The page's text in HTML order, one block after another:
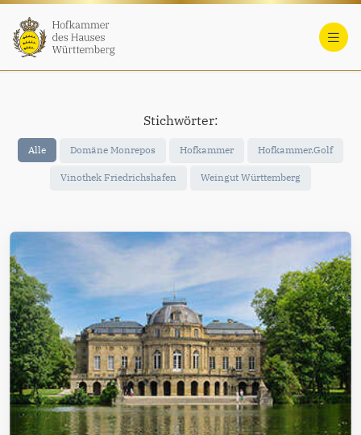
Stichwörter:
Alle Domäne Monrepos Hofkammer Hofkammer.Golf
Vinothek Friedrichshafen Weingut Württemberg